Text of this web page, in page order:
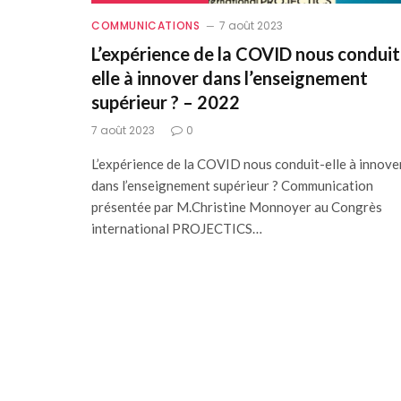
COMMUNICATIONS 7 août 2023
L’expérience de la COVID nous
elle à innover dans l’enseignement
supérieur ? – 2022
7 août 2023 0
L’expérience de la COVID nous conduit-elle à
dans l’enseignement supérieur ? Communication
présentée par M.Christine Monnoyer au Congrès
international PROJECTICS…